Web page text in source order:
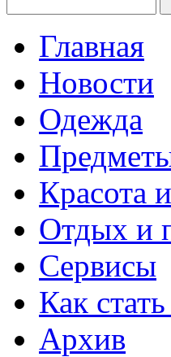
Главная
Новости
Одежда
Красота
Отдых и
Сервисы
Как
Архив